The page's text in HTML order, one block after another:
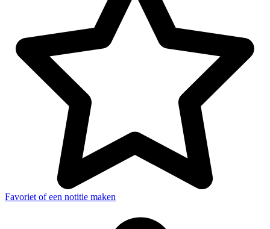
Favoriet of een notitie maken